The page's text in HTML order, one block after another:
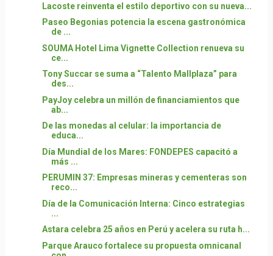
Lacoste reinventa el estilo deportivo con su nueva...
Paseo Begonias potencia la escena gastronómica
de ...
SOUMA Hotel Lima Vignette Collection renueva su
ce...
Tony Succar se suma a “Talento Mallplaza” para
des...
PayJoy celebra un millón de financiamientos que
ab...
De las monedas al celular: la importancia de
educa...
Día Mundial de los Mares: FONDEPES capacitó a
más ...
PERUMIN 37: Empresas mineras y cementeras son
reco...
Día de la Comunicación Interna: Cinco estrategias
...
Astara celebra 25 años en Perú y acelera su ruta h...
Parque Arauco fortalece su propuesta omnicanal